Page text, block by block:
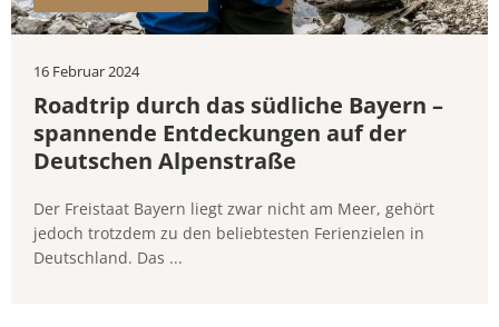
16 Februar 2024
Roadtrip durch das südliche Bayern –
spannende Entdeckungen auf der
Deutschen Alpenstraße
Der Freistaat Bayern liegt zwar nicht am Meer, gehört
jedoch trotzdem zu den beliebtesten Ferienzielen in
Deutschland. Das ...